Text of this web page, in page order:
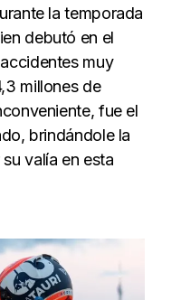
la temporada
debutó en el
muy
millones de
fue el
brindándole la
valía en esta